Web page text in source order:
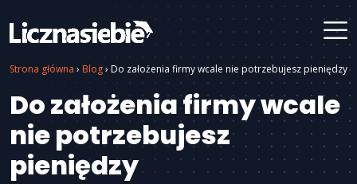
Strona główna › Blog› Do założenia firmy wcale nie potrzebujesz pieniędzy
Do założenia firmy wcale
nie potrzebujesz
pieniędzy